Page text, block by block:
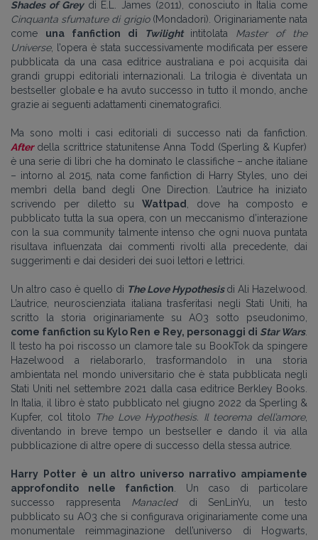
Shades of Greydi E.L. James (2011), conosciuto in Italia come
Cinquanta sfumature di grigio(Mondadori). Originariamente nata
come una fanfiction di Twilightintitolata Master of the
Universe, l’opera è stata successivamente modificata per essere
pubblicata da una casa editrice australiana e poi acquisita dai
grandi gruppi editoriali internazionali. La trilogia è diventata un
bestseller globale e ha avuto successo in tutto il mondo, anche
grazie ai seguenti adattamenti cinematografici.
Ma sono molti i casi editoriali di successo nati da fanfiction.
After della scrittrice statunitense Anna Todd (Sperling & Kupfer)
è una serie di libri che ha dominato le classifiche – anche italiane
– intorno al 2015, nata come fanfiction di Harry Styles, uno dei
membri della band degli One Direction. L’autrice ha iniziato
scrivendo per diletto su Wattpad
, dove ha composto e
pubblicato tutta la sua opera, con un meccanismo d’interazione
con la sua community talmente intenso che ogni nuova puntata
risultava influenzata dai commenti rivolti alla precedente, dai
suggerimenti e dai desideri dei suoi lettori e lettrici.
Un altro caso è quello di The Love Hypothesisdi Ali Hazelwood.
L’autrice, neuroscienziata italiana trasferitasi negli Stati Uniti, ha
scritto la storia originariamente su AO3 sotto pseudonimo,
come fanfiction su Kylo Ren e Rey, personaggi di Star Wars.
Il testo ha poi riscosso un clamore tale su BookTok da spingere
Hazelwood a rielaborarlo, trasformandolo in una storia
ambientata nel mondo universitario che è stata pubblicata negli
Stati Uniti nel settembre 2021 dalla casa editrice Berkley Books.
In Italia, il libro è stato pubblicato nel giugno 2022 da Sperling &
Kupfer, col titolo The Love Hypothesis. Il teorema dell’amore,
diventando in breve tempo un bestseller e dando il via alla
pubblicazione di altre opere di successo della stessa autrice.
Harry Potter è un altro universo narrativo ampiamente
approfondito nelle fanfiction . Un caso di particolare
successo rappresenta Manacleddi SenLinYu, un testo
pubblicato su AO3 che si configurava originariamente come una
monumentale reimmaginazione dell’universo di Hogwarts,